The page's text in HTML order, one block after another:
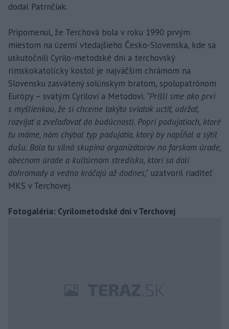
dodal Patrnčiak.
Pripomenul, že Terchová bola v roku 1990 prvým
miestom na území vtedajšieho Česko-Slovenska, kde sa
uskutočnili Cyrilo-metodské dni a terchovský
rímskokatolícky kostol je najväčším chrámom na
Slovensku zasvätený solúnskym bratom, spolupatrónom
Európy – svätým Cyrilovi a Metodovi. "Prišli sme ako prví
s myšlienkou, že si chceme takýto sviatok uctiť, udržať,
rozvíjať a zveľaďovať do budúcnosti. Popri podujatiach, ktoré
tu máme, nám chýbal typ podujatia, ktorý by napĺňal a sýtil
dušu. Bola tu silná skupina organizátorov na farskom úrade,
obecnom úrade a kultúrnom stredisku, ktorí sa dali
dohromady a vedno kráčajú až dodnes," uzatvoril riaditeľ
MKS v Terchovej.
Fotogaléria: Cyrilometodské dni v Terchovej